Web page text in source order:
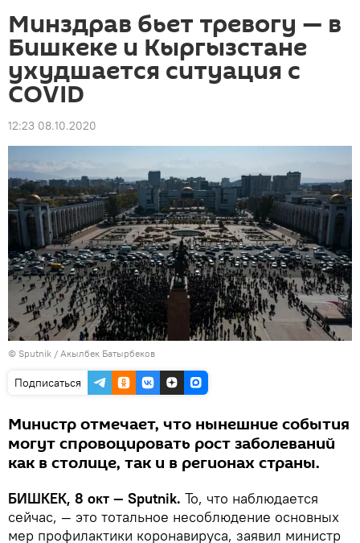
Минздрав бьет тревогу — в
Бишкеке и Кыргызстане
ухудшается ситуация с
COVID
12:23 08.10.2020
© Sputnik / Акылбек Батырбеков
Подписаться
Министр отмечает, что нынешние события
могут спровоцировать рост заболеваний
как в столице, так и в регионах страны.
БИШКЕК, 8 окт — Sputnik. То, что наблюдается
сейчас, — это тотальное несоблюдение основных
мер профилактики коронавируса, заявил министр